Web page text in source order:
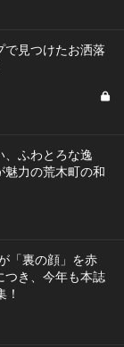
で見つけたお洒落
、ふわとろな逸
力の荒木町の和
「裏の顔」を赤
つき、今年も本誌